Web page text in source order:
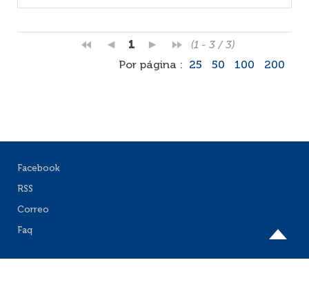
1
(1 - 3 / 3)
Por página :
25 50 100 200
Facebook
RSS
Correo
Faq